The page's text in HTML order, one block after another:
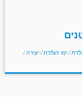
/ימי הולדת/יצירה/